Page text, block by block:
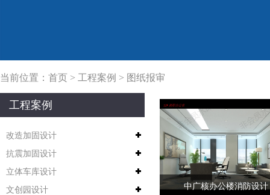
当前位置： 首页 > 工程案例 > 图纸报审
工程案例
改造加固设计
抗震加固设计
立体车库设计
文创园设计
中广核办公楼消防设计